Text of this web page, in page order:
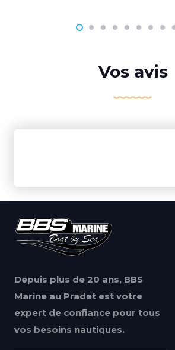
Vos avis
Depuis plus de 20 ans, BBS
Marine au Pradet est votre
expert de confiance pour tous
vos besoins nautiques.